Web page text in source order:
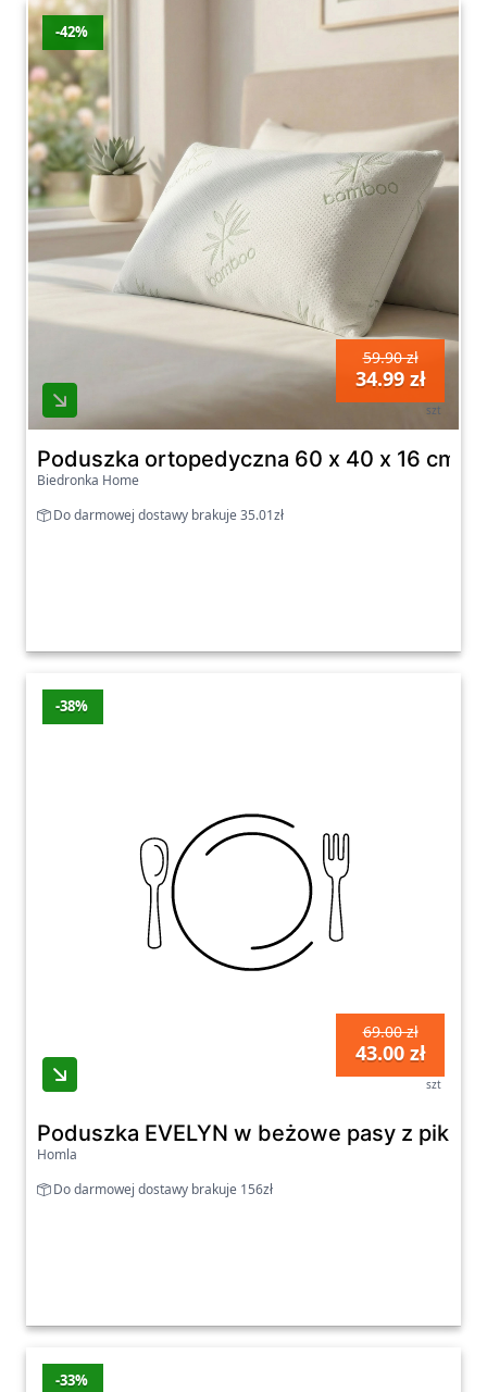
-42%
59.90 zł
34.99 zł
szt
Poduszka ortopedyczna 60 x 40 x 16 cm
Biedronka Home
Do darmowej dostawy brakuje 35.01zł
-38%
69.00 zł
43.00 zł
szt
Poduszka EVELYN w beżowe pasy z
Homla
Do darmowej dostawy brakuje 156zł
-33%